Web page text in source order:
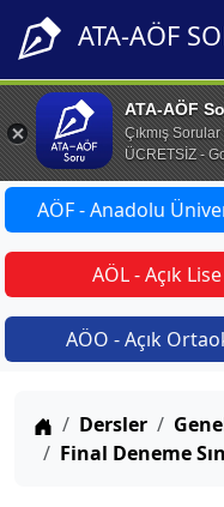
ATA-AÖF
ATA-AÖF
Çıkmış
ÜCRETSİZ -
AÖF - Anadolu
AÖL - Açık Lise
AÖO - Açık
Anasayfa
Dersler
Final Deneme